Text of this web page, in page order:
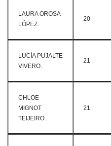
LAURA OROSA
LÓPEZ.
20
LUCÍA PUJALTE
VIVERO.
21
CHLOE
MIGNOT
TEIJEIRO.
21